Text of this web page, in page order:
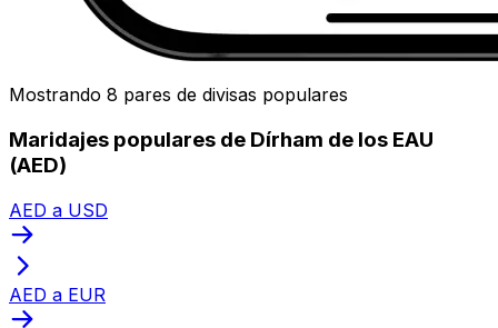
Mostrando 8 pares de divisas populares
Maridajes populares de Dírham de los EAU
(AED)
AED a USD
AED a EUR